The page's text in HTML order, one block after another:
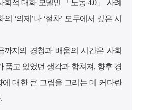
회적 대화 모델인 「노동 4.0」 사례
‘의제’나 ‘절차’ 모두에서 깊은 시
까지의 경청과 배움의 시간은 사회
품고 있었던 생각과 합쳐져, 향후 경
대한 큰 그림을 그리는 데 커다란